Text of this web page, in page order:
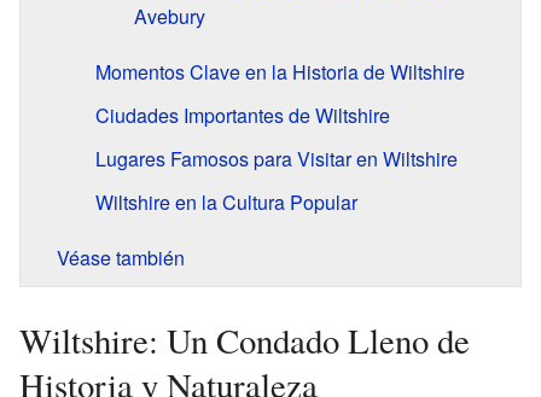
Avebury
Momentos Clave en la Historia de Wiltshire
Ciudades Importantes de Wiltshire
Lugares Famosos para Visitar en Wiltshire
Wiltshire en la Cultura Popular
Véase también
Wiltshire: Un Condado Lleno de
Historia y Naturaleza